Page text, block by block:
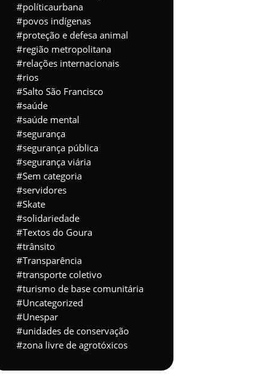
políticaurbana
povos indígenas
proteção e defesa animal
região metropolitana
relações internacionais
rios
Salto São Francisco
saúde
saúde mental
segurança
segurança pública
segurança viária
Sem categoria
servidores
Skate
solidariedade
Textos do Goura
trânsito
Transparência
transporte coletivo
turismo de base comunitária
Uncategorized
Unespar
unidades de conservação
zona livre de agrotóxicos